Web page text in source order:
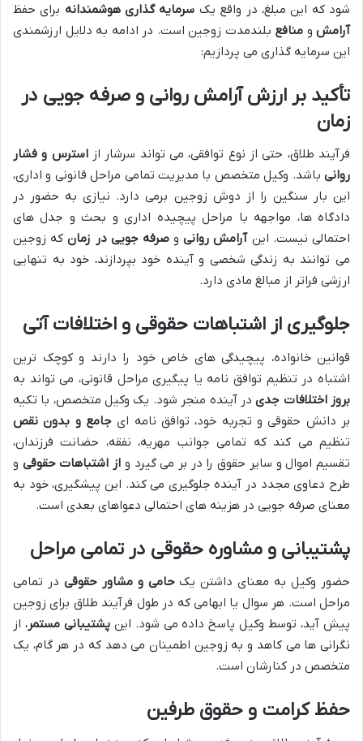
شود که این مبلغ، در واقع یک سرمایه گذاری هوشمندانه برای حفظ
آرامش و منافع بلندمدت زوجین است. در ادامه به دلایل ارزشمندی
این سرمایه گذاری می پردازیم:
تأکید بر ارزش آرامش روانی و صرفه جویی در
زمان
فرآیند طلاق، حتی از نوع توافقی، می تواند سرشار ازاسترس و فشار
روانی باشد. وکیل متخصص با مدیریت تمامی مراحل قانونی و اداری،
این بار سنگین را از دوش زوجین برمی دارد. نیازی به حضور در
دادگاه ها، مواجهه با مراحل پیچیده اداری و بحث و جدل های
احتمالی نیست. اینآرامش روانیوصرفه جویی در زمانکه زوجین
می توانند به زندگی شخصی و آینده خود بپردازند، خود به تنهایی
ارزشی فراتر از مبالغ مادی دارد.
جلوگیری از اشتباهات حقوقی و اختلافات آتی
قوانین خانواده، پیچیدگی های خاص خود را دارند و کوچک ترین
اشتباه در تنظیم توافق نامه یا پیگیری مراحل قانونی، می تواند به
بروز اختلافات جدیدر آینده منجر شود. یک وکیل متخصص، با تکیه
بر دانش حقوقی و تجربه خود، توافق نامه ای جامع و بدون نقص
تنظیم می کند که تمامی جوانب مهریه، نفقه، حضانت فرزندان،
تقسیم اموال و سایر حقوق را در بر می گیرد و از اشتباهات حقوقی و
طرح دعاوی مجدد در آینده جلوگیری می کند. این پیشگیری، خود به
معنای صرفه جویی در هزینه های احتمالی دعواهای بعدی است.
پشتیبانی و مشاوره حقوقی در تمامی مراحل
حضور وکیل به معنای داشتن یکحامی و مشاور حقوقی در تمامی
مراحل است. هر سوال یا ابهامی که در طول فرآیند طلاق برای زوجین
پیش آید، توسط وکیل پاسخ داده می شود. اینپشتیبانی مستمر، از
نگرانی ها می کاهد و به زوجین اطمینان می دهد که در هر گام، یک
متخصص در کنارشان است.
حفظ کرامت و حقوق طرفین